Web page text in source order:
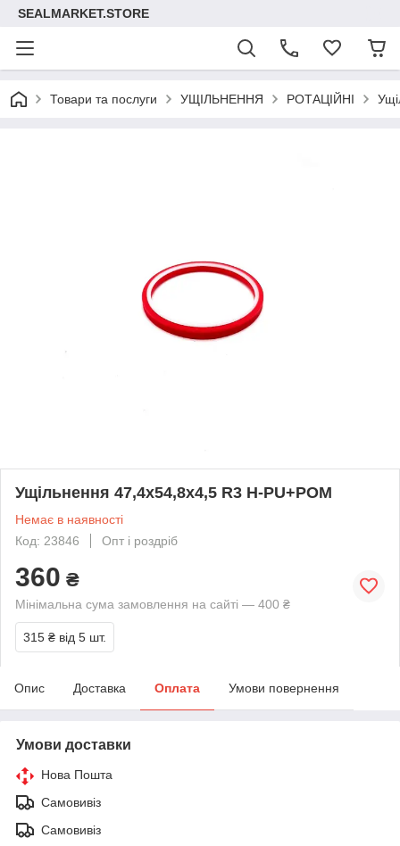
SEALMARKET.STORE
Товари та послуги УЩІЛЬНЕННЯ РОТАЦІЙНІ
Ущільнення 47,4х54,8х4,5 R3 H-PU+POM
Немає в наявності
Код: 23846
Опт і роздріб
360 ₴
Мінімальна сума замовлення на сайті — 400 ₴
315 ₴ від 5 шт.
Опис Доставка Оплата Умови повернення
Умови доставки
Нова Пошта
Самовивіз
Самовивіз